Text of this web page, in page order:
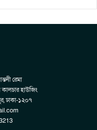
রেমা
হাউজিং
ঢাকা-১২০৭